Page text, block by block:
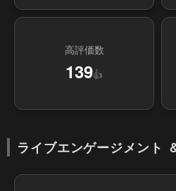
高評価数
139👍
ライブエンゲージメント